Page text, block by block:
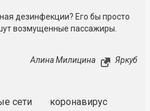
дезинфекции? Его бы просто
возмущенные пассажиры.
Алина Милицина Яркуб
сети коронавирус